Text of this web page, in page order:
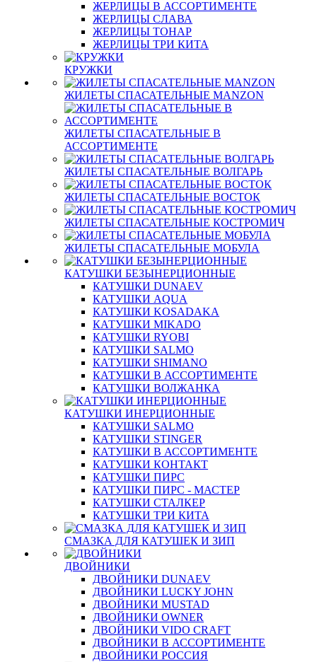
ЖЕРЛИЦЫ В АССОРТИМЕНТЕ
ЖЕРЛИЦЫ СЛАВА
ЖЕРЛИЦЫ ТОНАР
ЖЕРЛИЦЫ ТРИ КИТА
КРУЖКИ
ЖИЛЕТЫ СПАСАТЕЛЬНЫЕ MANZON
ЖИЛЕТЫ СПАСАТЕЛЬНЫЕ В
АССОРТИМЕНТЕ
ЖИЛЕТЫ СПАСАТЕЛЬНЫЕ ВОЛГАРЬ
ЖИЛЕТЫ СПАСАТЕЛЬНЫЕ ВОСТОК
ЖИЛЕТЫ СПАСАТЕЛЬНЫЕ КОСТРОМИЧ
ЖИЛЕТЫ СПАСАТЕЛЬНЫЕ МОБУЛА
КАТУШКИ БЕЗЫНЕРЦИОННЫЕ
КАТУШКИ DUNAEV
КАТУШКИ AQUA
КАТУШКИ KOSADAKA
КАТУШКИ MIKADO
КАТУШКИ RYOBI
КАТУШКИ SALMO
КАТУШКИ SHIMANO
КАТУШКИ В АССОРТИМЕНТЕ
КАТУШКИ ВОЛЖАНКА
КАТУШКИ ИНЕРЦИОННЫЕ
КАТУШКИ SALMO
КАТУШКИ STINGER
КАТУШКИ В АССОРТИМЕНТЕ
КАТУШКИ КОНТАКТ
КАТУШКИ ПИРС
КАТУШКИ ПИРС - МАСТЕР
КАТУШКИ СТАЛКЕР
КАТУШКИ ТРИ КИТА
СМАЗКА ДЛЯ КАТУШЕК И ЗИП
ДВОЙНИКИ
ДВОЙНИКИ DUNAEV
ДВОЙНИКИ LUCKY JOHN
ДВОЙНИКИ MUSTAD
ДВОЙНИКИ OWNER
ДВОЙНИКИ VIDO CRAFT
ДВОЙНИКИ В АССОРТИМЕНТЕ
ДВОЙНИКИ РОССИЯ